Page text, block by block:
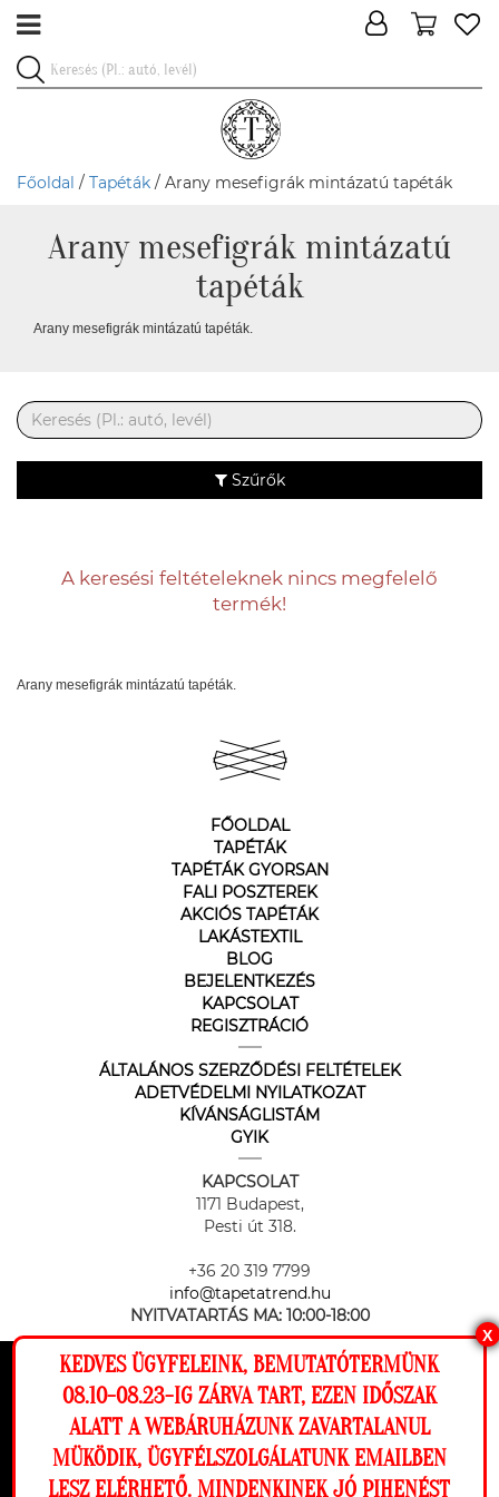
Ez a weboldal cookie-kat használ, hogy a
lehető legjobb élményt nyújtsa honlapunkon.
Beállítások
Főoldal / Tapéták / Arany mesefigrák mintázatú tapéták
Arany mesefigrák mintázatú
tapéták
Arany mesefigrák mintázatú tapéták.
Szűrők
A keresési feltételeknek nincs megfelelő
termék!
Arany mesefigrák mintázatú tapéták.
FŐOLDAL
TAPÉTÁK
TAPÉTÁK GYORSAN
FALI POSZTEREK
AKCIÓS TAPÉTÁK
LAKÁSTEXTIL
BLOG
BEJELENTKEZÉS
KAPCSOLAT
REGISZTRÁCIÓ
ÁLTALÁNOS SZERZŐDÉSI FELTÉTELEK
ADETVÉDELMI NYILATKOZAT
KÍVÁNSÁGLISTÁM
GYIK
KAPCSOLAT
1171 Budapest,
Pesti út 318.
+36 20 319 7799
info@tapetatrend.hu
NYITVATARTÁS MA: 10:00-18:00
Az online fizetést a Barion Payment Zrt. biztosítja, MNB engedély
száma: H-EN-I-1064/2013
X
KEDVES ÜGYFELEINK, BEMUTATÓTERMÜNK
08.10-08.23-IG ZÁRVA TART, EZEN IDŐSZAK
ALATT A WEBÁRUHÁZUNK ZAVARTALANUL
MÜKÖDIK, ÜGYFÉLSZOLGÁLATUNK EMAILBEN
LESZ ELÉRHETŐ. MINDENKINEK JÓ PIHENÉST